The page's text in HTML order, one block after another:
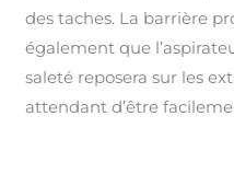
des taches. La barrière
également que
saleté reposera sur les
attendant d’être